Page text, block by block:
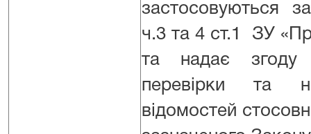
застосовуються
ч.3 та 4 ст.1 ЗУ
та надає згоду
перевірки та
відомостей